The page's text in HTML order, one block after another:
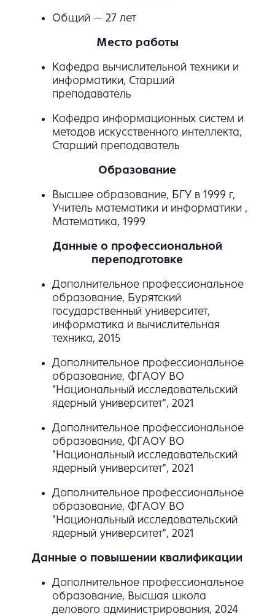
Общий — 27 лет
Место работы
Кафедра вычислительной техники и
информатики, Старший
преподаватель
Кафедра информационных систем и
методов искусственного интеллекта,
Старший преподаватель
Образование
Высшее образование, БГУ в 1999 г,
Учитель математики и информатики ,
Математика, 1999
Данные о профессиональной
переподготовке
Дополнительное профессиональное
образование, Бурятский
государственный университет,
информатика и вычислительная
техника, 2015
Дополнительное профессиональное
образование, ФГАОУ ВО
"Национальный исследовательский
ядерный университет", 2021
Дополнительное профессиональное
образование, ФГАОУ ВО
"Национальный исследовательский
ядерный университет", 2021
Дополнительное профессиональное
образование, ФГАОУ ВО
"Национальный исследовательский
ядерный университет", 2021
Данные о повышении квалификации
Дополнительное профессиональное
образование, Высшая школа
делового администрирования, 2024